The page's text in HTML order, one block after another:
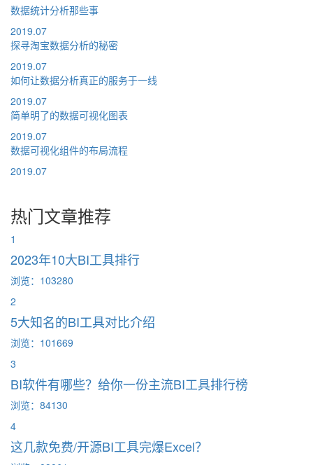
数据统计分析那些事
2019.07
探寻淘宝数据分析的秘密
2019.07
如何让数据分析真正的服务于一线
2019.07
简单明了的数据可视化图表
2019.07
数据可视化组件的布局流程
2019.07
热门文章推荐
1
2023年10大BI工具排行
浏览：103280
2
5大知名的BI工具对比介绍
浏览：101669
3
BI软件有哪些？给你一份主流BI工具排行榜
浏览：84130
4
这几款免费/开源BI工具完爆Excel？